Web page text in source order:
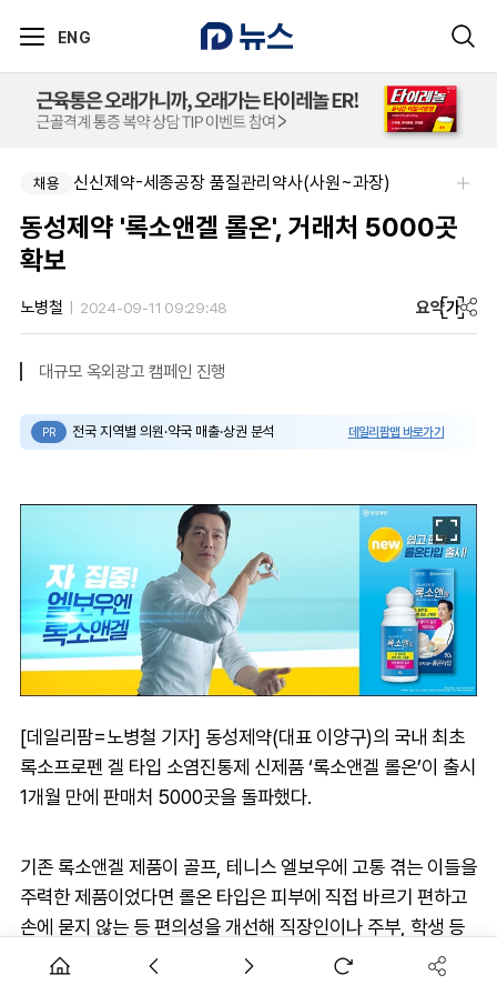
ENG
채용 신신제약-세종공장 품질관리약사(사원~과장)
동성제약 '록소앤겔 롤온', 거래처 5000곳
확보
노병철 2024-09-11 09:29:48 요약가
대규모 옥외광고 캠페인 진행
PR 전국 지역별 의원·약국 매출·상권 분석 데일리팜맵 바로가기
[데일리팜=노병철 기자] 동성제약(대표 이양구)의 국내 최초
록소프로펜 겔 타입 소염진통제 신제품 ‘록소앤겔 롤온’이 출시
1개월 만에 판매처 5000곳을 돌파했다.
기존 록소앤겔 제품이 골프, 테니스 엘보우에 고통 겪는 이들을
주력한 제품이었다면 롤온 타입은 피부에 직접 바르기 편하고
손에 묻지 않는 등 편의성을 개선해 직장인이나 주부, 학생 등
바쁜 소비자들의 접근성을 높인 제품이다.